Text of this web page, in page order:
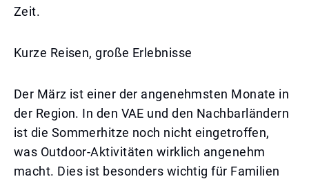
Zeit.
Kurze Reisen, große Erlebnisse
Der März ist einer der angenehmsten Monate in
der Region. In den VAE und den Nachbarländern
ist die Sommerhitze noch nicht eingetroffen,
was Outdoor-Aktivitäten wirklich angenehm
macht. Dies ist besonders wichtig für Familien